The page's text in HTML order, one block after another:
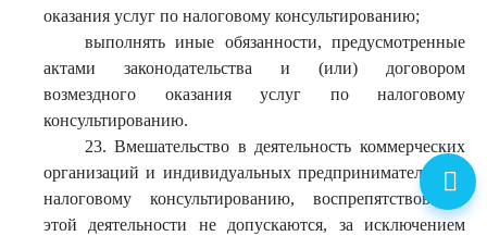
оказания услуг по налоговому консультированию;
выполнять иные обязанности, предусмотренные
актами законодательства и (или) договором
возмездного оказания услуг по налоговому
консультированию.
23. Вмешательство в деятельность коммерческих
организаций и индивидуальных предпринимателей по
налоговому консультированию, воспрепятствование
этой деятельности не допускаются, за исключением